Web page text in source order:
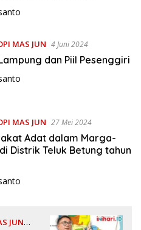
MAS JUN 4 Juni 2024
dan Piil Pesenggiri
MAS JUN 27 Mei 2024
Adat dalam Marga-
Distrik Teluk Betung tahun
JUN